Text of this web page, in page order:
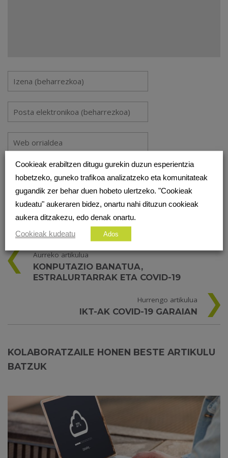
Gorde nire izena, emaila eta webgunea bilatzaile honetan
komentatzen dudan hurrengorako.
Aurreko artikulua
KONPUTAZIO BANATUA,
ESTRALURTARRAK ETA COVID-19
Hurrengo artikulua
IKT-AK COVID-19 GARAIAN
KOLABORATZAILE HONEN BESTE ARTIKULU
BATZUK
Cookieak erabiltzen ditugu gurekin duzun esperientzia
hobetzeko, guneko trafikoa analizatzeko eta komunitateak
gugandik zer behar duen hobeto ulertzeko. "Cookieak
kudeatu" aukeraren bidez, onartu nahi dituzun cookieak
aukera ditzakezu, edo denak onartu.
Cookieak kudeatu
Ados